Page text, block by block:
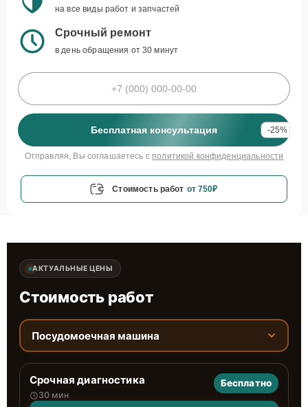
на все виды работ и запчастей
Срочный ремонт
в день обращения от 30 минут
Бесплатная консультация -25%
Отправляя, Вы соглашаетесь с политикой конфиденциальности
Стоимость работ от 750₽
АКТУАЛЬНЫЕ ЦЕНЫ
Стоимость работ
Посудомоечная машина
Срочная диагностика
30 мин
Бесплатно